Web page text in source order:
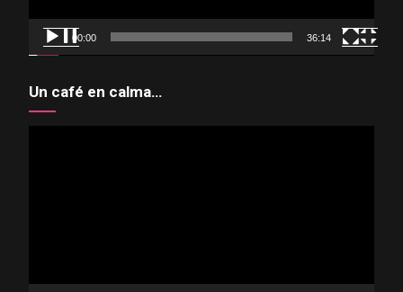
00:00 36:14
Un café en calma…